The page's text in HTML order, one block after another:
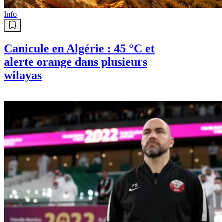
Info
Canicule en Algérie : 45 °C et
alerte orange dans plusieurs
wilayas